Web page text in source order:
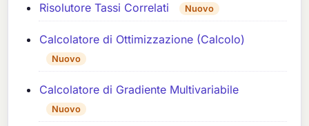
Risolutore Tassi Correlati Nuovo
Calcolatore di Ottimizzazione (Calcolo)
Nuovo
Calcolatore di Gradiente Multivariabile
Nuovo